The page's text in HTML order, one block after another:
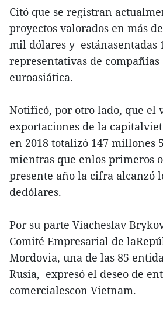
Citó que se registran
proyectos valorados en más
mil dólares y estánasentadas
representativas de
euroasiática.
Notificó, por otro lado, que el
exportaciones de la
en 2018 totalizó 147 millones
mientras que enlos primeros
presente año la cifra alcanzó
dedólares.
Por su parte Viacheslav
Comité Empresarial de
Mordovia, una de las 85
Rusia, expresó el deseo de
comercialescon Vietnam.